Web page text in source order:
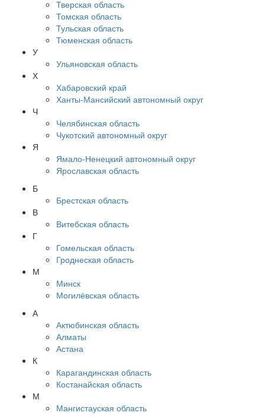
Тверская область
Томская область
Тульская область
Тюменская область
У
Ульяновская область
Х
Хабаровский край
Ханты-Мансийский автономный округ
Ч
Челябинская область
Чукотский автономный округ
Я
Ямало-Ненецкий автономный округ
Ярославская область
Б
Брестская область
В
Витебская область
Г
Гомельская область
Гроднеская область
М
Минск
Могилёвская область
А
Актюбинская область
Алматы
Астана
К
Карагандинская область
Костанайская область
М
Мангистауская область